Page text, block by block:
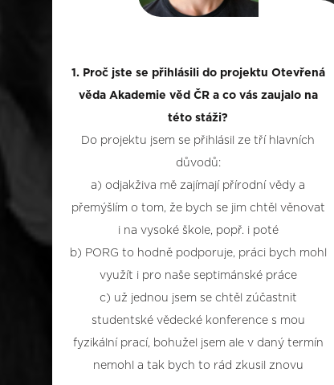
1. Proč jste se přihlásili do projektu Otevřená
věda Akademie věd ČR a co vás zaujalo na
této stáži?
Do projektu jsem se přihlásil ze tří hlavních
důvodů:
a) odjakživa mě zajímají přírodní vědy a
přemýšlím o tom, že bych se jim chtěl věnovat
i na vysoké škole, popř. i poté
b) PORG to hodně podporuje, práci bych mohl
využít i pro naše septimánské práce
c) už jednou jsem se chtěl zúčastnit
studentské vědecké konference s mou
fyzikální prací, bohužel jsem ale v daný termín
nemohl a tak bych to rád zkusil znovu